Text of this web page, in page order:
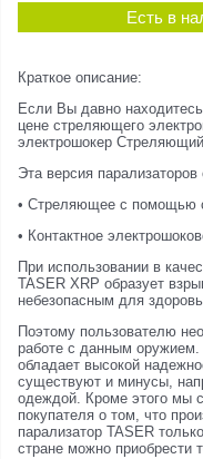
Есть в
Краткое описание:
Если Вы давно
цене стреляющего
электрошокер
Эта версия
• Стреляющее с помощью
• Контактное
При использовании в
TASER XRP образует
небезопасным для
Поэтому пользователю
работе с данным
обладает высокой
существуют и минусы,
одеждой. Кроме этого мы
покупателя о том, что
парализатор TASER
стране можно приобрести